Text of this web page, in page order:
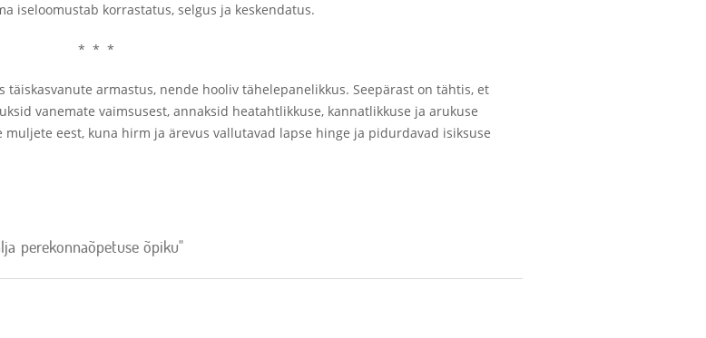
iseloomustab korrastatus, selgus ja keskendatus.
* * *
armastus, nende hooliv tähelepanelikkus. Seepärast on tähtis, et
vanemate vaimsusest, annaksid heatahtlikkuse, kannatlikkuse ja arukuse
eest, kuna hirm ja ärevus vallutavad lapse hinge ja pidurdavad isiksuse
perekonnaõpetuse õpiku"